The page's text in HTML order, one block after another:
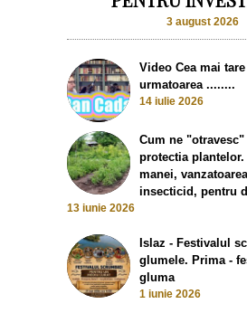
3 august 2026
Video Cea mai
urmatoarea ........
14 iulie 2026
Cum ne
protectia
manei,
insecticid, pentru
13 iunie 2026
Islaz - Festivalul
glumele. Prima -
gluma
1 iunie 2026